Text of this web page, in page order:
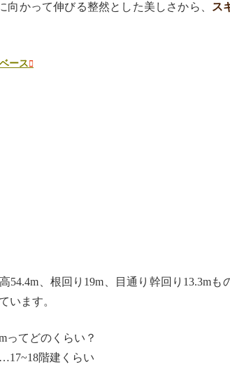
向かって伸びる整然とした美しさから、
ス
ース
54.4m、根回り19m、目通り幹回り13.3mも
います。
ってどのくらい？
階建くらい